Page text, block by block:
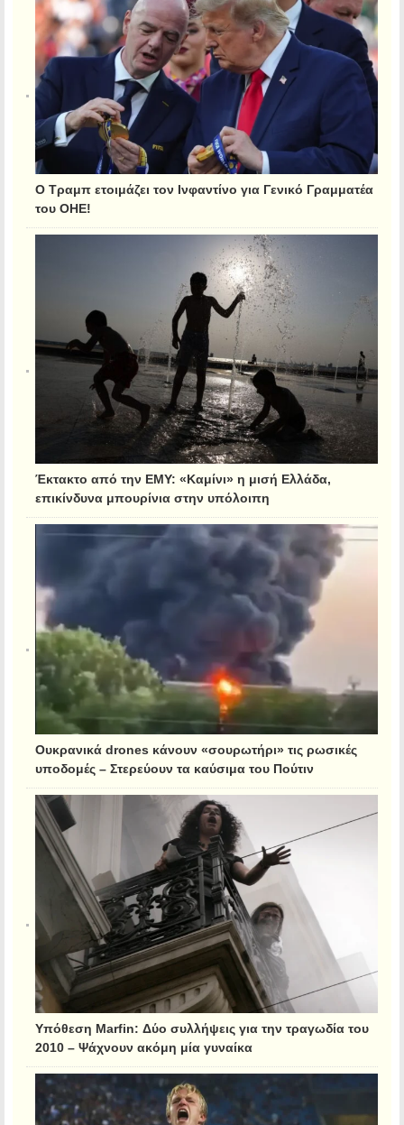
Ο Τραμπ ετοιμάζει τον Ινφαντίνο για Γενικό Γραμματέα
του ΟΗΕ!
Έκτακτο από την ΕΜΥ: «Καμίνι» η μισή Ελλάδα,
επικίνδυνα μπουρίνια στην υπόλοιπη
Ουκρανικά drones κάνουν «σουρωτήρι» τις ρωσικές
υποδομές – Στερεύουν τα καύσιμα του Πούτιν
Υπόθεση Marfin: Δύο συλλήψεις για την τραγωδία του
2010 – Ψάχνουν ακόμη μία γυναίκα